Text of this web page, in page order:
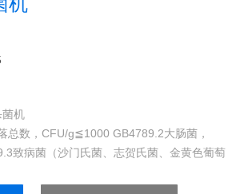
菌机
总数，CFU/g≦1000 GB4789.2大肠菌，
致病菌（沙门氏菌、志贺氏菌、金黄色葡萄